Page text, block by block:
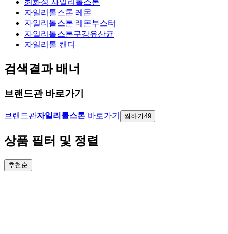
최화정 자일리톨스톤
자일리톨스톤 레몬
자일리톨스톤 레몬부스터
자일리톨스톤구강유산균
자일리톨 캔디
검색결과 배너
브랜드관 바로가기
브랜드관자일리톨스톤 바로가기 찜하기49
상품 필터 및 정렬
추천순